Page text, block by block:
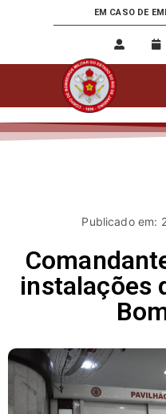
EM CASO DE
Publicado em:
instalações